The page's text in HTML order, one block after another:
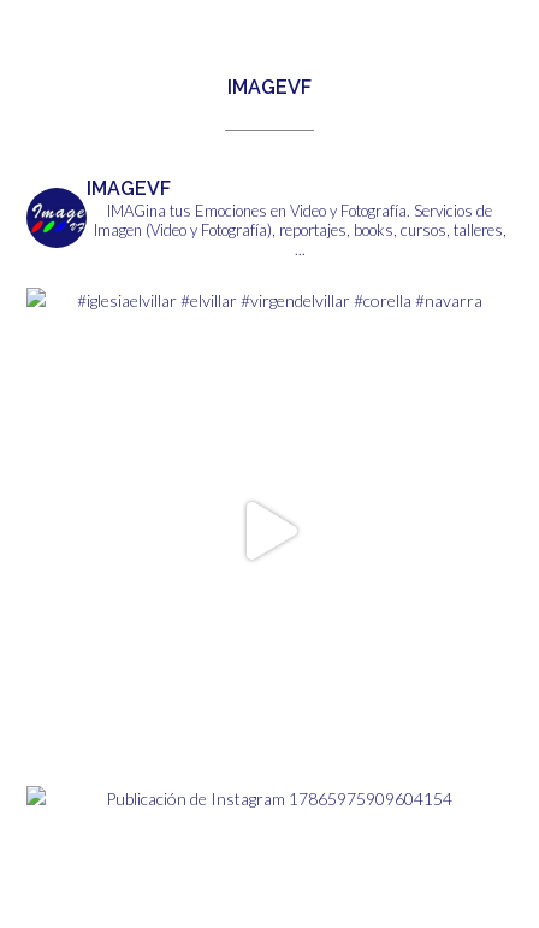
IMAGEVF
IMAGEVF
IMAGina tus Emociones en Video y Fotografía. Servicios de
Imagen (Video y Fotografía), reportajes, books, cursos, talleres,
...